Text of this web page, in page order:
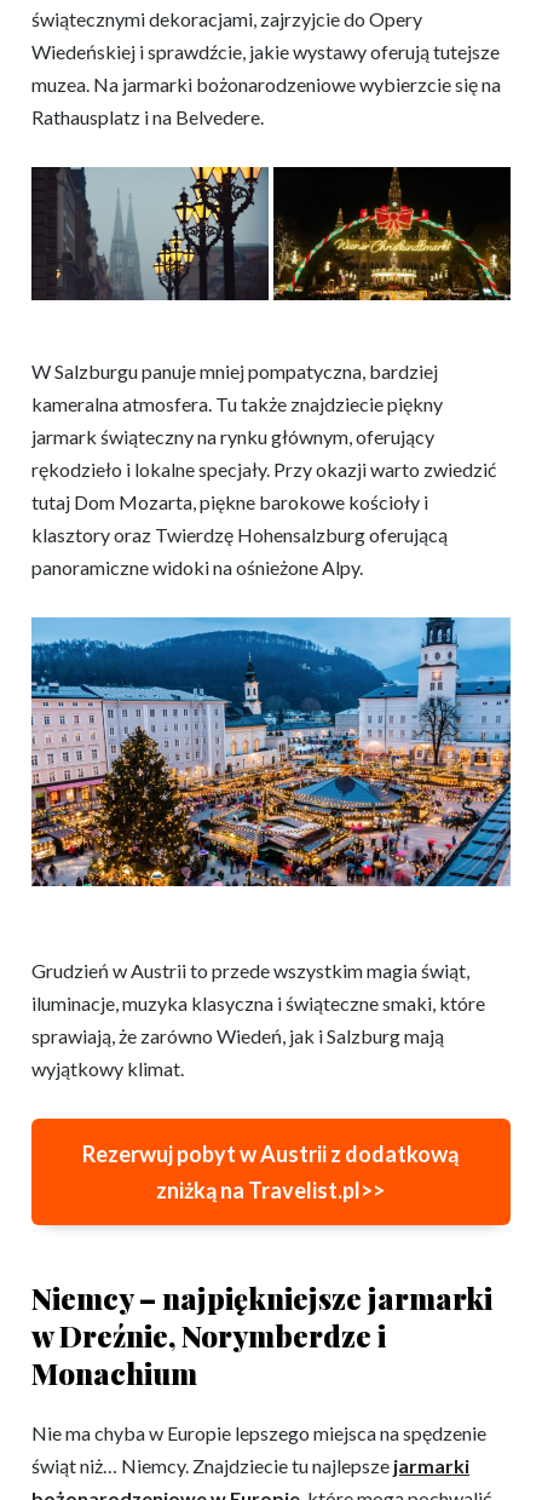
świątecznymi dekoracjami, zajrzyjcie do Opery
Wiedeńskiej i sprawdźcie, jakie wystawy oferują tutejsze
muzea. Na jarmarki bożonarodzeniowe wybierzcie się na
Rathausplatz i na Belvedere.
W Salzburgu panuje mniej pompatyczna, bardziej
kameralna atmosfera. Tu także znajdziecie piękny
jarmark świąteczny na rynku głównym, oferujący
rękodzieło i lokalne specjały. Przy okazji warto zwiedzić
tutaj Dom Mozarta, piękne barokowe kościoły i
klasztory oraz Twierdzę Hohensalzburg oferującą
panoramiczne widoki na ośnieżone Alpy.
Grudzień w Austrii to przede wszystkim magia świąt,
iluminacje, muzyka klasyczna i świąteczne smaki, które
sprawiają, że zarówno Wiedeń, jak i Salzburg mają
wyjątkowy klimat.
Rezerwuj pobyt w Austrii z dodatkową
zniżką na Travelist.pl>>
Niemcy – najpiękniejsze jarmarki
w Dreźnie, Norymberdze i
Monachium
Nie ma chyba w Europie lepszego miejsca na spędzenie
świąt niż… Niemcy. Znajdziecie tu najlepsze jarmarki